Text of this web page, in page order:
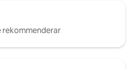
rekommenderar